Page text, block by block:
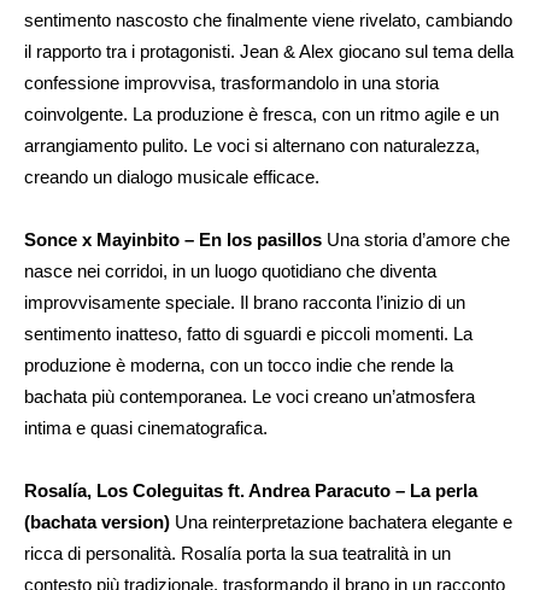
sentimento nascosto che finalmente viene rivelato, cambiando
il rapporto tra i protagonisti. Jean & Alex giocano sul tema della
confessione improvvisa, trasformandolo in una storia
coinvolgente. La produzione è fresca, con un ritmo agile e un
arrangiamento pulito. Le voci si alternano con naturalezza,
creando un dialogo musicale efficace.
Sonce x Mayinbito – En los pasillos Una storia d’amore che
nasce nei corridoi, in un luogo quotidiano che diventa
improvvisamente speciale. Il brano racconta l’inizio di un
sentimento inatteso, fatto di sguardi e piccoli momenti. La
produzione è moderna, con un tocco indie che rende la
bachata più contemporanea. Le voci creano un’atmosfera
intima e quasi cinematografica.
Rosalía, Los Coleguitas ft. Andrea Paracuto – La perla
(bachata version) Una reinterpretazione bachatera elegante e
ricca di personalità. Rosalía porta la sua teatralità in un
contesto più tradizionale, trasformando il brano in un racconto